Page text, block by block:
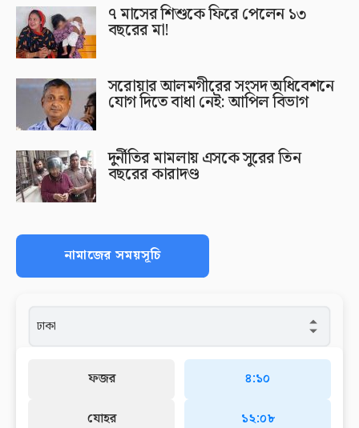
৭ মাসের শিশুকে ফিরে পেলেন ১৩
বছরের মা!
সরোয়ার আলমগীরের সংসদ অধিবেশনে
যোগ দিতে বাধা নেই: আপিল বিভাগ
দুর্নীতির মামলায় এসকে সুরের তিন
বছরের কারাদণ্ড
নামাজের সময়সূচি
ফজর
যোহর
৪:১০
১২:০৮